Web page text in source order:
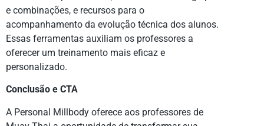
e combinações, e recursos para o
acompanhamento da evolução técnica dos alunos.
Essas ferramentas auxiliam os professores a
oferecer um treinamento mais eficaz e
personalizado.
Conclusão e CTA
A Personal Millbody oferece aos professores de